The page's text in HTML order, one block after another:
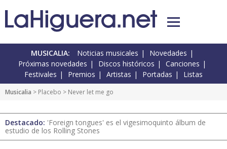
MUSICALIA: Noticias musicales
Novedades
Próximas novedades
Discos históricos
Canciones
Festivales
Premios Artistas Portadas Listas
Musicalia > Placebo > Never let me go
Destacado: 'Foreign tongues' es el vigesimoquinto álbum de
estudio de los Rolling Stones